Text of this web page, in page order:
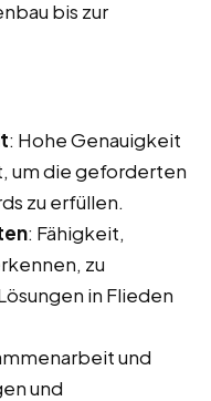
bis zur
: Hohe Genauigkeit
um die geforderten
zu erfüllen.
: Fähigkeit,
zu
in Flieden
und
und